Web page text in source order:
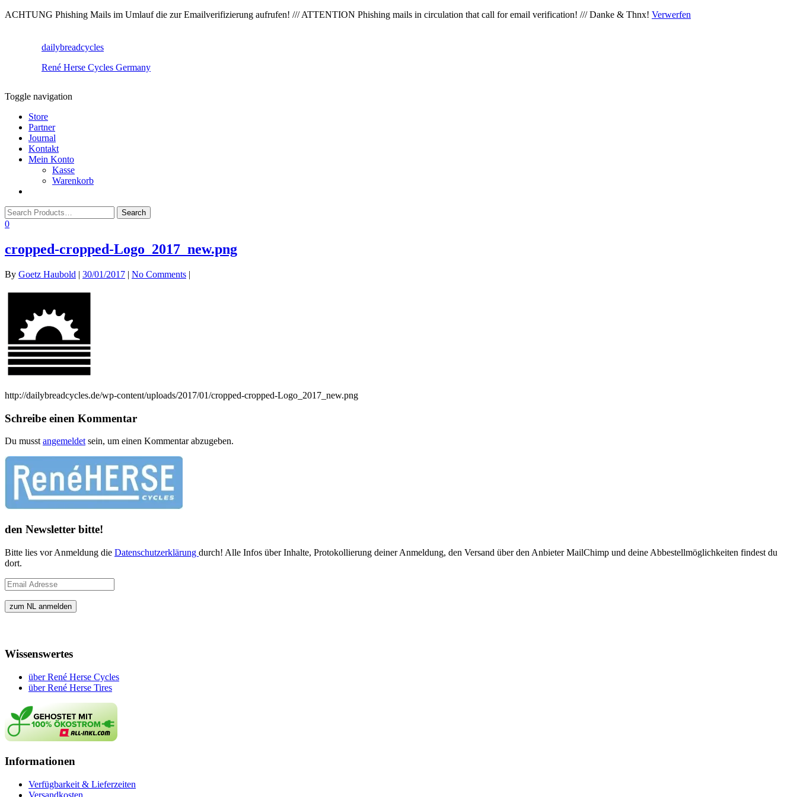
ACHTUNG Phishing Mails im Umlauf die zur Emailverifizierung aufrufen! /// ATTENTION Phishing mails in circulation that call for email verification! /// Danke & Thnx! Verwerfen
dailybreadcycles
René Herse Cycles Germany
Toggle navigation
Store
Partner
Journal
Kontakt
Mein Konto
Kasse
Warenkorb
0
cropped-cropped-Logo_2017_new.png
By Goetz Haubold | 30/01/2017 | No Comments |
http://dailybreadcycles.de/wp-content/uploads/2017/01/cropped-cropped-Logo_2017_new.png
Schreibe einen Kommentar
Du musst angemeldet sein, um einen Kommentar abzugeben.
den Newsletter bitte!
Bitte lies vor Anmeldung die Datenschutzerklärung durch! Alle Infos über Inhalte, Protokollierung deiner Anmeldung, den Versand über den Anbieter MailChimp und deine Abbestellmöglichkeiten findest du
dort.
Wissenswertes
über René Herse Cycles
über René Herse Tires
Informationen
Verfügbarkeit & Lieferzeiten
Versandkosten